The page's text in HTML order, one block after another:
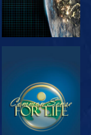
VER